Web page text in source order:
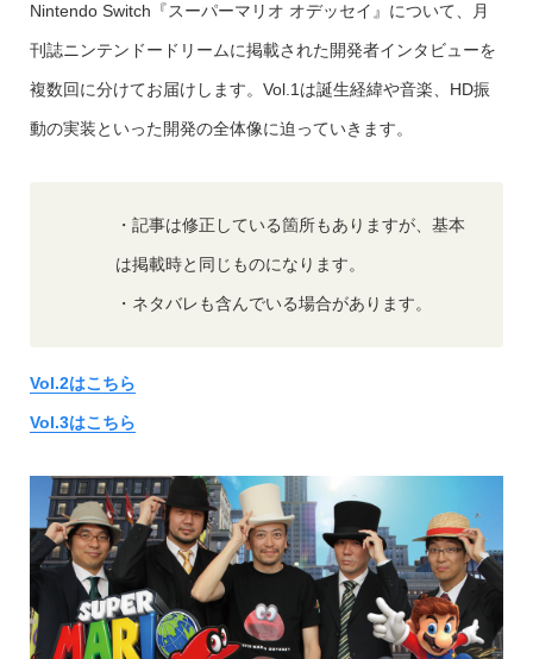
Nintendo Switch 『スーパーマリオ オデッセイ』について、月
刊誌ニンテンドードリームに掲載された開発者インタビューを
複数回に分けてお届けします。 Vol.1は誕生経緯や音楽、HD振
動の実装といった開発の全体像に迫っていきます。
・記事は修正している箇所もありますが、基本
は掲載時と同じものになります。
・ネタバレも含んでいる場合があります。
Vol.2はこちら
Vol.3はこちら